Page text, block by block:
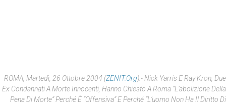
ROMA, Martedì, 26 Ottobre 2004 (ZENIT.org).- Nick Yarris E Ray Kron, Due
Ex Condannati A Morte Innocenti, Hanno Chiesto A Roma “l’abolizione Della
Pena Di Morte” Perché È “offensiva” E Perché “l’uomo Non Ha Il Diritto Di